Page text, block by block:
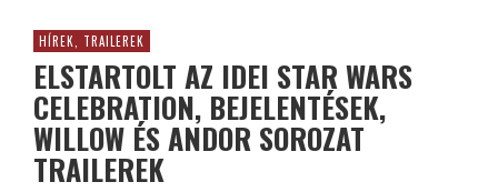
HÍREK, TRAILEREK
ELSTARTOLT AZ IDEI STAR WARS
CELEBRATION, BEJELENTÉSEK,
WILLOW ÉS ANDOR SOROZAT
TRAILEREK